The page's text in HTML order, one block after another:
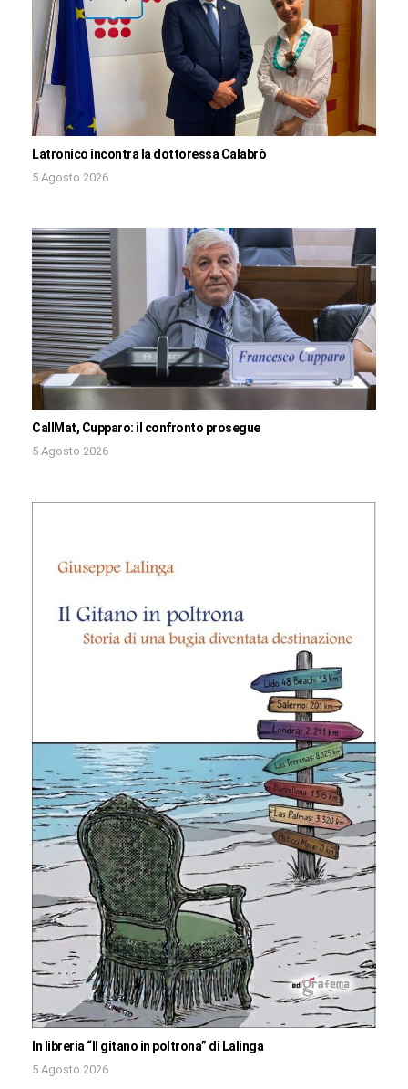
Latronico incontra la dottoressa Calabrò
5 Agosto 2026
CallMat, Cupparo: il confronto prosegue
5 Agosto 2026
In libreria “Il gitano in poltrona” di Lalinga
5 Agosto 2026